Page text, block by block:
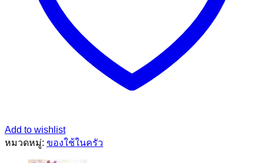
Add to wishlist
หมวดหมู่: ของใช้ในครัว